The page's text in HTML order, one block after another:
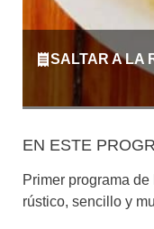
SALTAR A LA
EN ESTE
Primer programa
rústico, sencillo y